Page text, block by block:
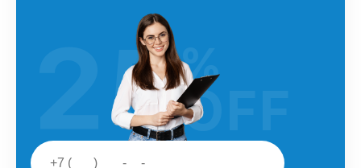
25%
OFF